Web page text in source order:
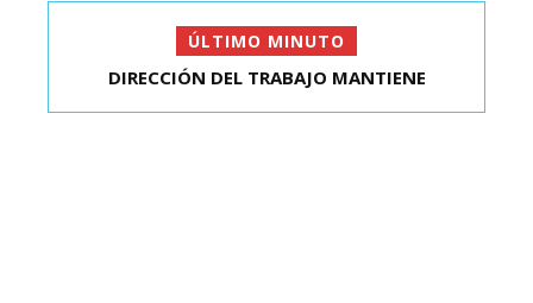
ÚLTIMO MINUTO
CRIMEN DE ESTUDIANTE EN SAN BERNARDO: